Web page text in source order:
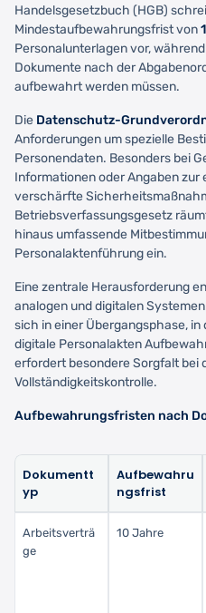
Handelsgesetzbuch (HGB)
Mindestaufbewahrungsfrist von
Personalunterlagen vor,
Dokumente nach der
aufbewahrt werden müssen.
Die Datenschutz-
Anforderungen um spezielle
Personendaten. Besonders bei
Informationen oder Angaben
verschärfte
Betriebsverfassungsgesetz
hinaus umfassende
Personalaktenführung ein.
Eine zentrale Herausforderung
analogen und digitalen
sich in einer Übergangsphase,
digitale Personalakten
erfordert besondere Sorgfalt bei
Vollständigkeitskontrolle.
Aufbewahrungsfristen nach
Dokumentt
yp
Aufbewahru
ngsfrist
Arbeitsverträ
ge
10 Jahre